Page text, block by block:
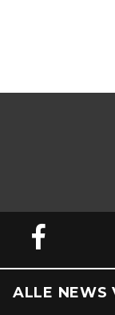
ALLE NEWS